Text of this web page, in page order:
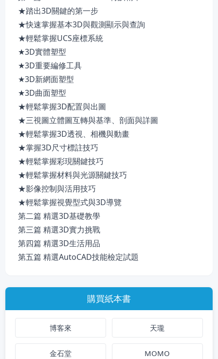
★踏出3D關鍵的第一步
★快速掌握基本3D與觀測顯示與查詢
★輕鬆掌握UCS座標系統
★3D實體塑型
★3D重要編修工具
★3D新網面塑型
★3D曲面塑型
★輕鬆掌握3D配置與出圖
★三視圖立體圖互轉與基準、剖面與詳圖
★輕鬆掌握3D透視、相機與動畫
★掌握3D尺寸標註技巧
★輕鬆掌握彩現關鍵技巧
★輕鬆掌握材料與光源關鍵技巧
★影像控制與活用技巧
★輕鬆掌握視覺型式與3D導覽
第二篇 精選3D基礎教學
第三篇 精選3D實力挑戰
第四篇 精選3D生活用品
第五篇 精選AutoCAD技能檢定試題
購買紙本書
博客來 天瓏
金石堂 MOMO